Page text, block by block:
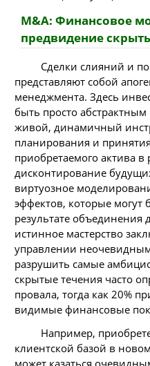
M&A: Финансовое
предвидение
Сделки слияний и
представляют собой
менеджмента. Здесь
быть просто
живой, динамичный
планирования и
приобретаемого актива в
дисконтирование
виртуозное
эффектов, которые могут
результате
истинное мастерство
управлении
разрушить самые
скрытые течения часто
провала, тогда как 20%
видимые финансовые
Например,
клиентской базой в
может казаться